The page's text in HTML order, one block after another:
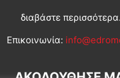
διαβάστε
Επικοινωνία: